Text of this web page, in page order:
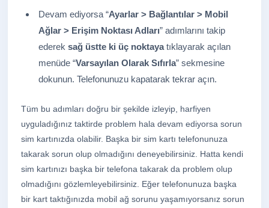
Devam ediyorsa “Ayarlar > Bağlantılar > Mobil
Ağlar > Erişim Noktası Adları” adımlarını takip
ederek sağ üstte ki üç noktayatıklayarak açılan
menüde “Varsayılan Olarak Sıfırla” sekmesine
dokunun. Telefonunuzu kapatarak tekrar açın.
Tüm bu adımları doğru bir şekilde izleyip, harfiyen
uyguladığınız taktirde problem hala devam ediyorsa sorun
sim kartınızda olabilir. Başka bir sim kartı telefonunuza
takarak sorun olup olmadığını deneyebilirsiniz. Hatta kendi
sim kartınızı başka bir telefona takarak da problem olup
olmadığını gözlemleyebilirsiniz. Eğer telefonunuza başka
bir kart taktığınızda mobil ağ sorunu yaşamıyorsanız sorun